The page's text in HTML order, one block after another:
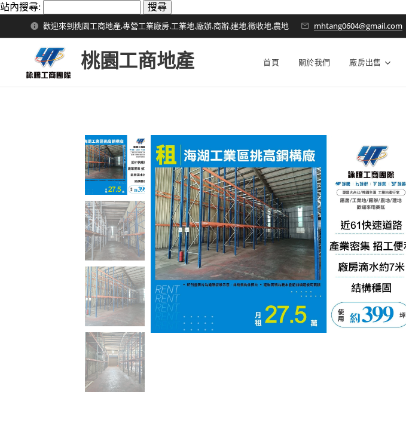
站內搜尋:
歡迎來到桃園工商地產,專營工業廠房.工業地.廠辦.商辦.建地.徵收地.農地 mhtang0604@gmail.com
桃園工商地產 首頁 關於我們 廠房出售